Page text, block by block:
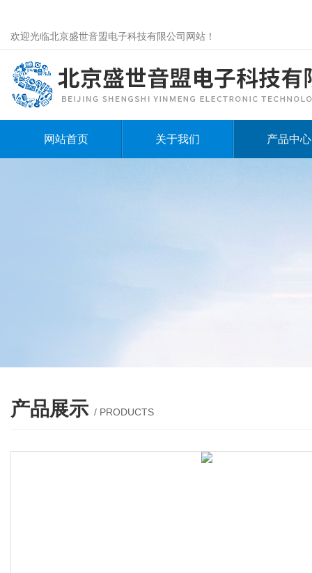
欢迎光临北京盛世音盟电子科技有限公司网站！
网站首页 关于我们 产品中心
产品展示 / PRODUCTS